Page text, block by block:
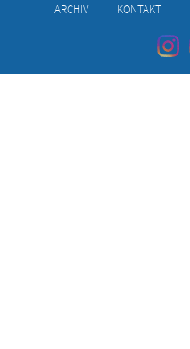
ARCHIV KONTAKT